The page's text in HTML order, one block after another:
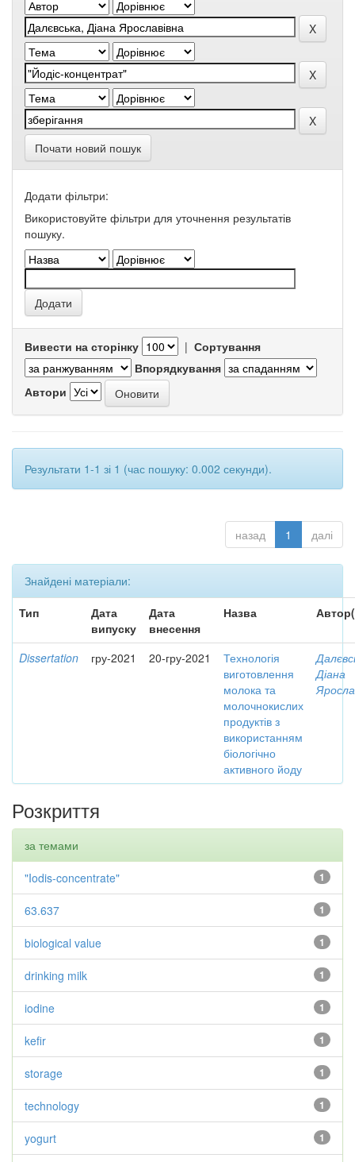
Почати новий пошук
Додати фільтри:
Використовуйте фільтри для уточнення результатів
пошуку.
Вивести на сторінку | Сортування
Впорядкування
Автори
Результати 1-1 зі 1 (час пошуку: 0.002 секунди).
назад 1 далі
Знайдені матеріали:
Тип
Дата
випуску
Дата
внесення
Назва
Dissertation гру-2021 20-гру-2021
Технологія
виготовлення
молока та
молочнокислих
продуктів з
використанням
біологічно
активного йоду
Діана
Розкриття
за темами
1
"Iodis-concentrate"
1
63.637
1
biological value
1
drinking milk
1
iodine
1
kefir
1
storage
1
technology
1
yogurt